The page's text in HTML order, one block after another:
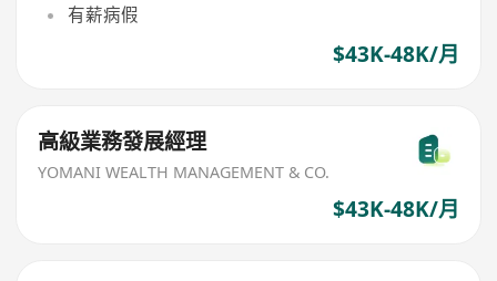
有薪病假
$43K-48K/月
高級業務發展經理
YOMANI WEALTH MANAGEMENT & CO.
$43K-48K/月